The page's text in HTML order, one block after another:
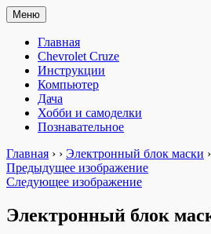
Перейти
к
содержимому
Мастерим сами
«Мастерим сами» — сайт для
Меню
Главная
Chevrolet Cruze
Инструкции
Компьютер
Дача
Хобби и самоделки
Познавательное
Главная › › Электронный блок маски ›
Предыдущее изображение
Следующее изображение
Электронный блок